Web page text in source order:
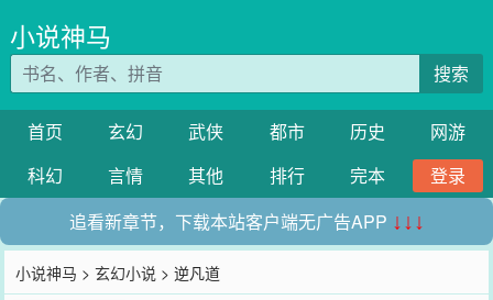
小说神马
搜索
首页 玄幻 武侠 都市 历史
网游
科幻
言情 其他 排行 完本
登录
追看新章节，下载本站客户端无广告APP ↓↓↓
小说神马 >玄幻小说 > 逆凡道